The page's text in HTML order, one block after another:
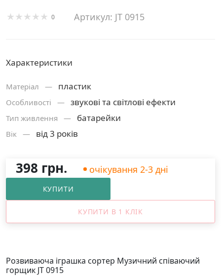
0 Артикул: JT 0915
Характеристики
Матерiал — пластик
Особливості — звукові та світлові ефекти
Тип живлення — батарейки
Вік — від 3 років
398 грн. очікування 2-3 дні
КУПИТИ
КУПИТИ В 1 КЛІК
Розвиваюча іграшка сортер Музичний співаючий
горщик JT 0915